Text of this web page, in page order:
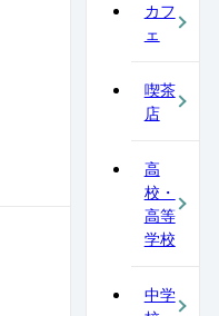
カフ
ェ
喫茶
店
高
校・
高等
学校
中学